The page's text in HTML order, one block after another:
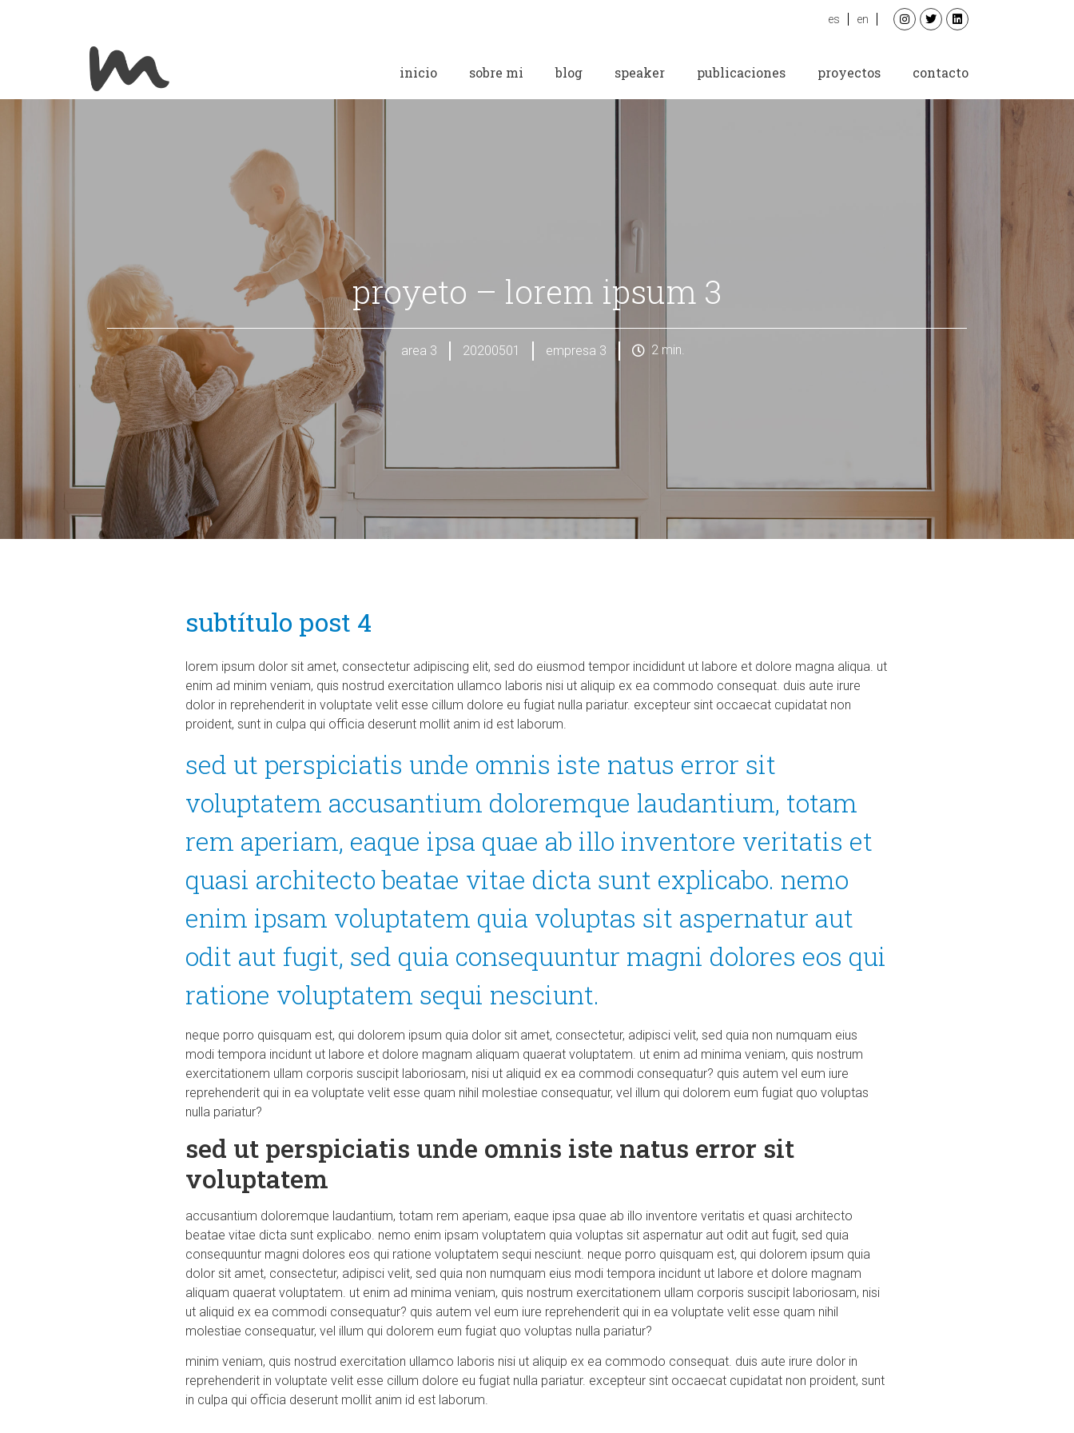
es en
inicio sobre mi blog speaker publicaciones proyectos contacto
proyeto – lorem ipsum 3
area 3 20200501 empresa 3 2 min.
subtítulo post 4
lorem ipsum dolor sit amet, consectetur adipiscing elit, sed do eiusmod tempor incididunt ut labore et dolore magna aliqua. ut
enim ad minim veniam, quis nostrud exercitation ullamco laboris nisi ut aliquip ex ea commodo consequat. duis aute irure
dolor in reprehenderit in voluptate velit esse cillum dolore eu fugiat nulla pariatur. excepteur sint occaecat cupidatat non
proident, sunt in culpa qui officia deserunt mollit anim id est laborum.
sed ut perspiciatis unde omnis iste natus error sit
voluptatem accusantium doloremque laudantium, totam
rem aperiam, eaque ipsa quae ab illo inventore veritatis et
quasi architecto beatae vitae dicta sunt explicabo. nemo
enim ipsam voluptatem quia voluptas sit aspernatur aut
odit aut fugit, sed quia consequuntur magni dolores eos qui
ratione voluptatem sequi nesciunt.
neque porro quisquam est, qui dolorem ipsum quia dolor sit amet, consectetur, adipisci velit, sed quia non numquam eius
modi tempora incidunt ut labore et dolore magnam aliquam quaerat voluptatem. ut enim ad minima veniam, quis nostrum
exercitationem ullam corporis suscipit laboriosam, nisi ut aliquid ex ea commodi consequatur? quis autem vel eum iure
reprehenderit qui in ea voluptate velit esse quam nihil molestiae consequatur, vel illum qui dolorem eum fugiat quo voluptas
nulla pariatur?
sed ut perspiciatis unde omnis iste natus error sit
voluptatem
accusantium doloremque laudantium, totam rem aperiam, eaque ipsa quae ab illo inventore veritatis et quasi architecto
beatae vitae dicta sunt explicabo. nemo enim ipsam voluptatem quia voluptas sit aspernatur aut odit aut fugit, sed quia
consequuntur magni dolores eos qui ratione voluptatem sequi nesciunt. neque porro quisquam est, qui dolorem ipsum quia
dolor sit amet, consectetur, adipisci velit, sed quia non numquam eius modi tempora incidunt ut labore et dolore magnam
aliquam quaerat voluptatem. ut enim ad minima veniam, quis nostrum exercitationem ullam corporis suscipit laboriosam, nisi
ut aliquid ex ea commodi consequatur? quis autem vel eum iure reprehenderit qui in ea voluptate velit esse quam nihil
molestiae consequatur, vel illum qui dolorem eum fugiat quo voluptas nulla pariatur?
minim veniam, quis nostrud exercitation ullamco laboris nisi ut aliquip ex ea commodo consequat. duis aute irure dolor in
reprehenderit in voluptate velit esse cillum dolore eu fugiat nulla pariatur. excepteur sint occaecat cupidatat non proident, sunt
in culpa qui officia deserunt mollit anim id est laborum.